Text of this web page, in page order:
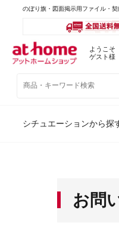
のぼり旗・図面掲示用ファイル・
ようこそ
ゲスト様
シチュエーションから探
お問